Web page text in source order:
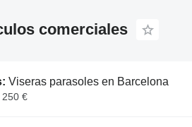
comerciales
Viseras parasoles en Barcelona
250 €